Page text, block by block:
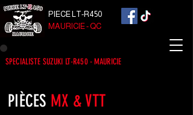
PIECE LT-R450
MAURICIE - QC
SPECIALISTE SUZUKI LT-R450 - MAURICIE
PIÈCES MX & VTT